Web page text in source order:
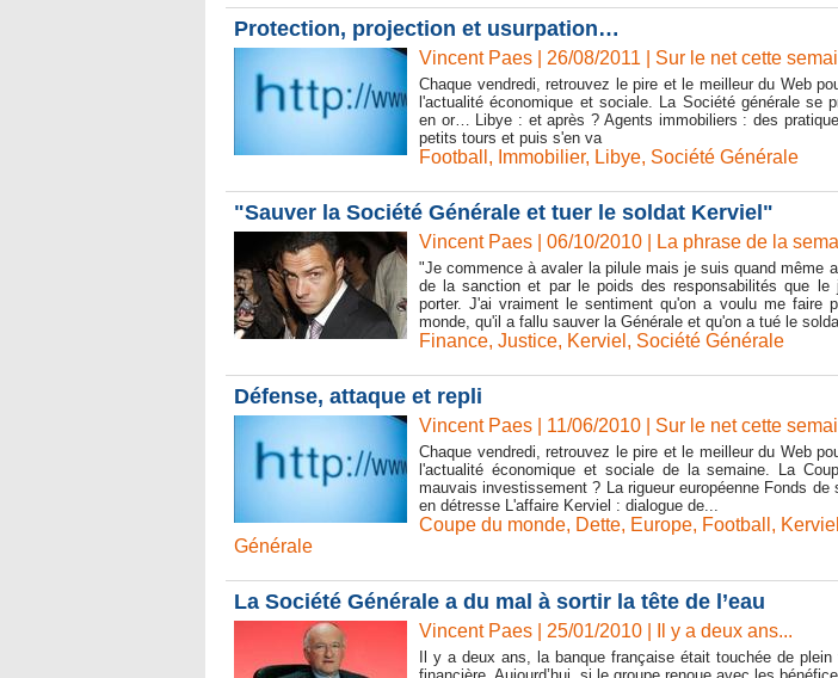
Protection, projection et usurpation…
Vincent Paes | 26/08/2011 Sur le net cette
Chaque vendredi, retrouvez le pire et le meilleur du Web
l'actualité économique et sociale. La Société générale se
en or… Libye : et après ? Agents immobiliers : des
petits tours et puis s'en va
Football , Immobilier, Libye, Société Générale
"Sauver la Société Générale et tuer le soldat Kerviel"
Vincent Paes | 06/10/2010 La phrase de la
"Je commence à avaler la pilule mais je suis quand même
de la sanction et par le poids des responsabilités que le
porter. J'ai vraiment le sentiment qu'on a voulu me faire
monde, qu'il a fallu sauver la Générale et qu'on a tué le
Finance, Justice, Kerviel , Société Générale
Défense, attaque et repli
Vincent Paes | 11/06/2010 Sur le net cette
Chaque vendredi, retrouvez le pire et le meilleur du Web
l'actualité économique et sociale de la semaine. La
mauvais investissement ? La rigueur européenne Fonds de
en détresse L'affaire Kerviel : dialogue de...
Coupe du monde, Dette, Europe, Football , Kerviel
Générale
La Société Générale a du mal à sortir la tête de l’eau
Vincent Paes | 25/01/2010 Il y a deux ans...
Il y a deux ans, la banque française était touchée de